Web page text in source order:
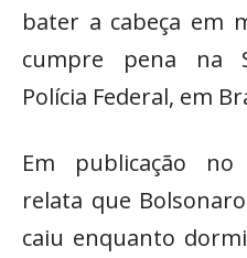
bater a cabeça em
cumpre pena na
Polícia Federal, em
Em publicação no
relata que
caiu enquanto